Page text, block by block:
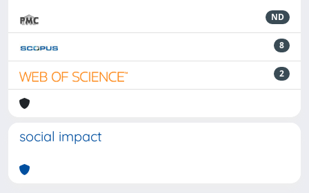
ND
8
2
social impact